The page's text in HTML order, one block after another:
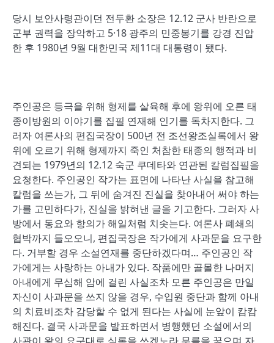
당시 보안사령관이던 전두환 소장은 12.12 군사 반란으로
군부 권력을 장악하고 5·18 광주의 민중봉기를 강경 진압
한 후 1980년 9월 대한민국 제11대 대통령이 됐다.
주인공은 등극을 위해 형제를 살육해 후에 왕위에 오른 태
종이방원의 이야기를 집필 연재해 인기를 독차지한다. 그
러자 여론사의 편집국장이 500년 전 조선왕조실록에서 왕
위에 오르기 위해 형제까지 죽인 처참한 태종의 행적과 비
견되는 1979년의 12.12 숙군 쿠데타와 연관된 칼럼집필을
요청한다. 주인공인 작가는 표면에 나타난 사실을 참고해
칼럼을 쓰는가, 그 뒤에 숨겨진 진실을 찾아내어 써야 하는
가를 고민하다가, 진실을 밝혀낸 글을 기고한다. 그러자 사
방에서 동요와 항의가 해일처럼 치솟는다. 여론사 폐쇄의
협박까지 들오오니, 편집국장은 작가에게 사과문을 요구한
다. 거부할 경우 소설연재를 중단하겠다며… 주인공인 작
가에게는 사랑하는 아내가 있다. 작품에만 골몰한 나머지
아내에게 무심해 암에 걸린 사실조차 모른 주인공은 만일
자신이 사과문을 쓰지 않을 경우, 수입원 중단과 함께 아내
의 치료비조차 감당할 수 없게 된다는 사실에 눈앞이 캄캄
해진다. 결국 사과문을 발표하면서 병행했던 소설에서의